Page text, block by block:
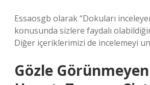
Essaosgb olarak “Dokuları
konusunda sizlere faydalı
Diğer içeriklerimizi de incelemeyi
Gözle